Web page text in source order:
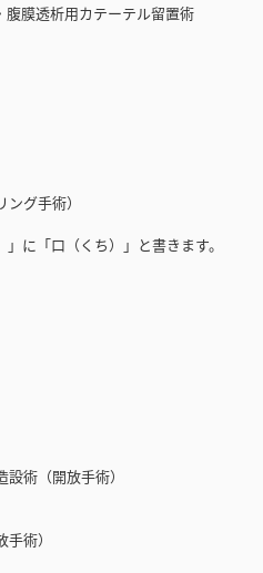
腹膜透析用カテーテル留置術
グ手術）
に「口（くち）」と書きます。
術（開放手術）
術）